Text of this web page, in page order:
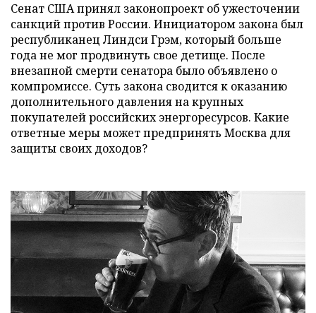
Сенат США принял законопроект об ужесточении
санкций против России. Инициатором закона был
республиканец Линдси Грэм, который больше
года не мог продвинуть свое детище. После
внезапной смерти сенатора было объявлено о
компромиссе. Суть закона сводится к оказанию
дополнительного давления на крупных
покупателей российских энергоресурсов. Какие
ответные меры может предпринять Москва для
защиты своих доходов?